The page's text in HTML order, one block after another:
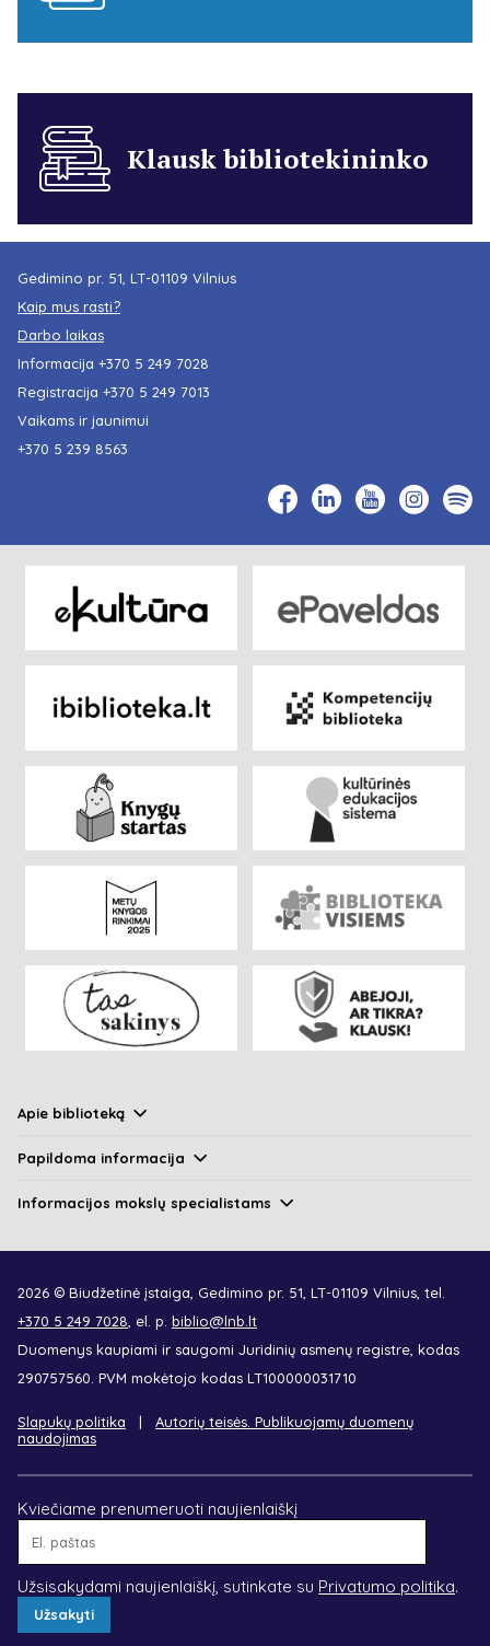
Klausk bibliotekininko
Gedimino pr. 51, LT-01109 Vilnius
Kaip mus rasti?
Darbo laikas
Informacija +370 5 249 7028
Registracija +370 5 249 7013
Vaikams ir jaunimui
+370 5 239 8563
Apie biblioteką
Papildoma informacija
Informacijos mokslų specialistams
2026 © Biudžetinė įstaiga, Gedimino pr. 51, LT-01109 Vilnius, tel.
+370 5 249 7028 , el. p. biblio@lnb.lt
Duomenys kaupiami ir saugomi Juridinių asmenų registre, kodas
290757560. PVM mokėtojo kodas LT100000031710
Slapukų politika
Autorių teisės. Publikuojamų duomenų
naudojimas
Kviečiame prenumeruoti naujienlaiškį
Užsisakydami naujienlaiškį, sutinkate su Privatumo politika.